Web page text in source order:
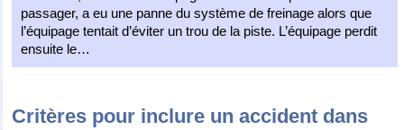
passager, a eu une panne du système de freinage alors que
l’équipage tentait d’éviter un trou de la piste. L’équipage perdit
ensuite le…
Critères pour inclure un accident dans